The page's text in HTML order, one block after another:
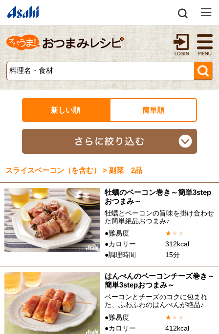
新しい順 簡単順
スライスベーコン（を含む） > 副菜 2品
牡蠣のベーコン巻き～簡単3step
おつまみ～
牡蠣とベーコンの旨味を掛け合わせ
た簡単絶品おつまみ♪
●難易度
★★ ★
●カロリー
312kcal
●調理時間
15分
はんぺんのベーコンチーズ巻き～
簡単3stepおつまみ～
ベーコンとチーズのコクに包まれ
た、ふわふわのはんぺんが絶品♪
●難易度
★★ ★
●カロリー
412kcal